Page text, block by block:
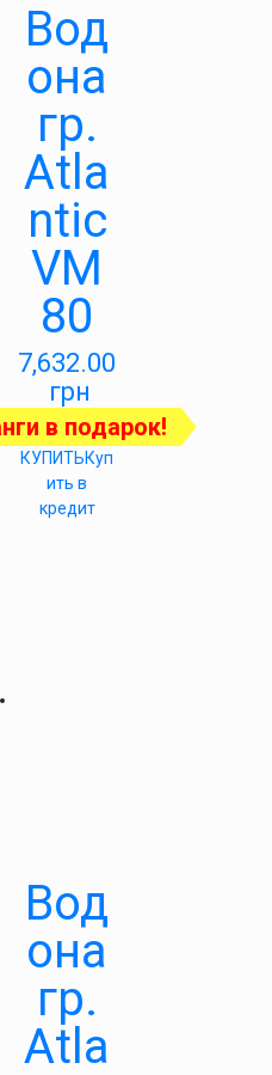
Вод
она
гр.
Atla
ntic
VM
80
7,632.00
грн
в подарок!
КУПИТЬКуп
ить в
кредит
Вод
она
гр.
Atla